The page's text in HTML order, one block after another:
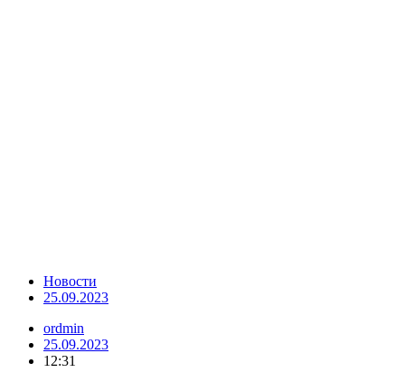
Новости
25.09.2023
ordmin
25.09.2023
12:31